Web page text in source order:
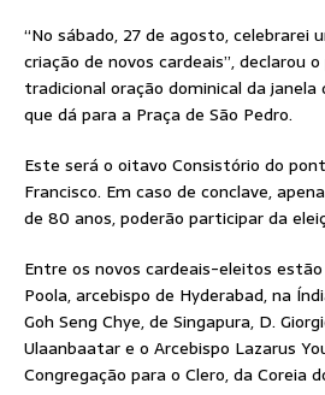
“No sábado, 27 de agosto, celebrarei
criação de novos cardeais”, declarou
tradicional oração dominical da janela
que dá para a Praça de São Pedro.
Este será o oitavo Consistório do
Francisco. Em caso de conclave,
de 80 anos, poderão participar da
Entre os novos cardeais-eleitos
Poola, arcebispo de Hyderabad, na
Goh Seng Chye, de Singapura, D.
Ulaanbaatar e o Arcebispo Lazarus
Congregação para o Clero, da Coreia